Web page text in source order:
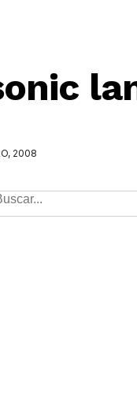
2008